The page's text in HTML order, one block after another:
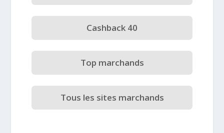
Cashback 40
Top marchands
Tous les sites marchands